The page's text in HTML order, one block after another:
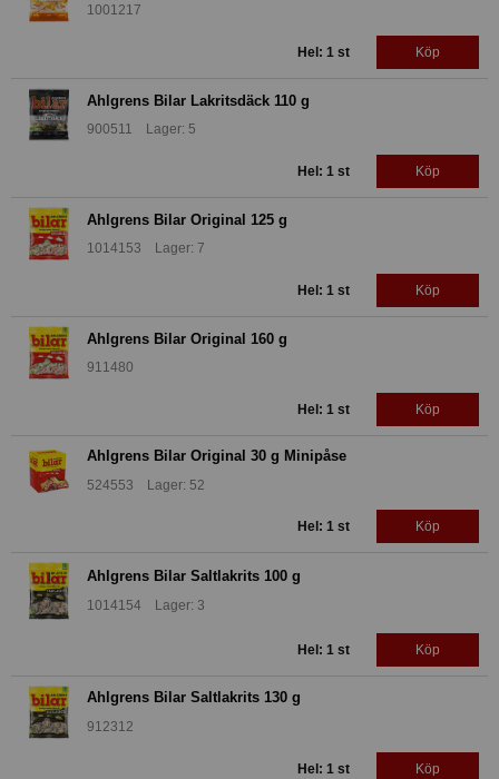
1001217
Hel: 1 st Köp
Ahlgrens Bilar Lakritsdäck 110 g
900511 Lager: 5
Hel: 1 st Köp
Ahlgrens Bilar Original 125 g
1014153 Lager: 7
Hel: 1 st Köp
Ahlgrens Bilar Original 160 g
911480
Hel: 1 st Köp
Ahlgrens Bilar Original 30 g Minipåse
524553 Lager: 52
Hel: 1 st Köp
Ahlgrens Bilar Saltlakrits 100 g
1014154 Lager: 3
Hel: 1 st Köp
Ahlgrens Bilar Saltlakrits 130 g
912312
Hel: 1 st Köp